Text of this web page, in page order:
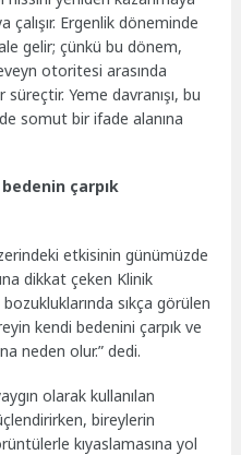
Ergenlik döneminde
gelir; çünkü bu dönem,
otoritesi arasında
süreçtir. Yeme davranışı, bu
somut bir ifade alanına
çarpık
etkisinin günümüzde
dikkat çeken Klinik
sıkça görülen
kendi bedenini çarpık ve
neden olur.” dedi.
olarak kullanılan
bireylerin
kıyaslamasına yol